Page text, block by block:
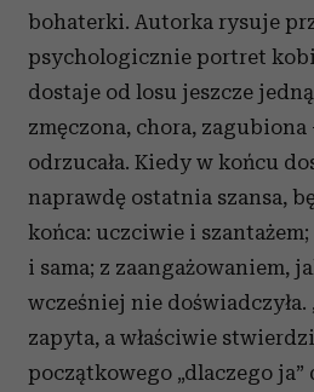
bohaterki. Autorka rysuje
psychologicznie portret
dostaje od losu jeszcze
zmęczona, chora, zagubiona
odrzucała. Kiedy w końcu
naprawdę ostatnia szansa,
końca: uczciwie i
i sama; z zaangażowaniem,
wcześniej nie doświadczyła.
zapyta, a właściwie
początkowego „dlaczego